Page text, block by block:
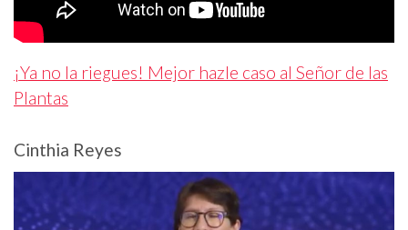
¡Ya no la riegues! Mejor hazle caso al Señor de las
Plantas
Cinthia Reyes